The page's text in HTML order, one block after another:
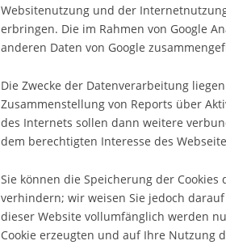
Websitenutzung und der
erbringen. Die im Rahmen von Google
anderen Daten von Google
Die Zwecke der Datenverarbeitung
Zusammenstellung von Reports über
des Internets sollen dann weitere
dem berechtigten Interesse des
Sie können die Speicherung der
verhindern; wir weisen Sie jedoch
dieser Website vollumfänglich werden
Cookie erzeugten und auf Ihre Nutzung